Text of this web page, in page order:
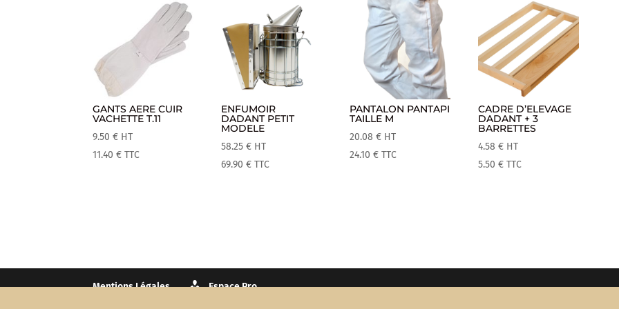
GANTS AERE CUIR
VACHETTE T.11
9.50€ HT
11.40€ TTC
ENFUMOIR
DADANT PETIT
MODELE
58.25€ HT
69.90€ TTC
PANTALON PANTAPI
TAILLE M
20.08€ HT
24.10€ TTC
CADRE D’ELEVAGE
DADANT + 3
BARRETTES
4.58€ HT
5.50€ TTC
Mentions Légales Espace Pro